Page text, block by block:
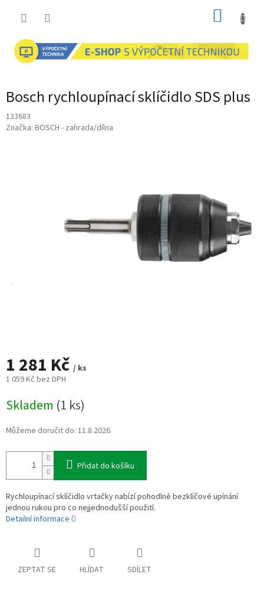
Bosch rychloupínací sklíčidlo SDS plus
133683
Značka: BOSCH - zahrada/dílna
1 281 Kč / ks
1 059 Kč bez DPH
cena:
Skladem (1 ks)
Můžeme doručit do: 11.8.2026
Přidat do košíku
Rychloupínací sklíčidlo vrtačky nabízí pohodlné bezklíčové upínání
jednou rukou pro co nejjednodušší použití.
Detailní informace
ZEPTAT SE HLÍDAT SDÍLET